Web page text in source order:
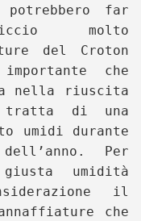
far
molto
del Croton
che
nella riuscita
di una
umidi durante
Per
umidità
il
che